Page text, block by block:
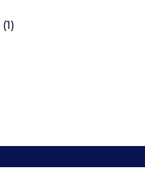
(1)